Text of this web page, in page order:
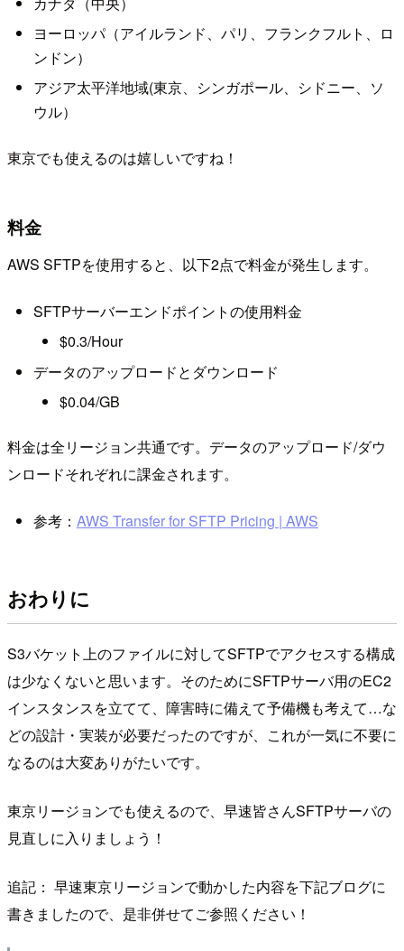
ヨーロッパ（アイルランド、パリ、フランクフルト、ロ
ンドン）
アジア太平洋地域(東京、シンガポール、シドニー、ソ
ウル）
東京でも使えるのは嬉しいですね！
料金
AWS SFTPを使用すると、以下2点で料金が発生します。
SFTPサーバーエンドポイントの使用料金
$0.3/Hour
データのアップロードとダウンロード
$0.04/GB
料金は全リージョン共通です。データのアップロード/ダウ
ンロードそれぞれに課金されます。
参考： AWS Transfer for SFTP Pricing | AWS
おわりに
S3バケット上のファイルに対してSFTPでアクセスする構成
は少なくないと思います。そのためにSFTPサーバ用のEC2
インスタンスを立てて、障害時に備えて予備機も考えて…な
どの設計・実装が必要だったのですが、これが一気に不要に
なるのは大変ありがたいです。
東京リージョンでも使えるので、早速皆さんSFTPサーバの
見直しに入りましょう！
追記： 早速東京リージョンで動かした内容を下記ブログに
書きましたので、是非併せてご参照ください！